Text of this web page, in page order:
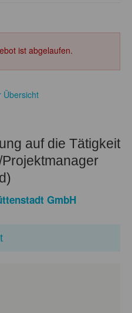
ist abgelaufen.
Übersicht
auf die Tätigkeit
GmbH